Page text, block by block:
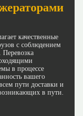
качественные
с соблюдением
Перевозка
в процессе
вашего
пути доставки и
в пути.